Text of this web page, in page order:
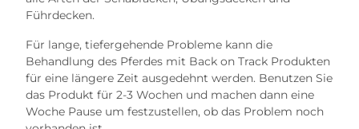
Führdecken.
Für lange, tiefergehende Probleme kann die
Behandlung des Pferdes mit Back on Track Produkten
für eine längere Zeit ausgedehnt werden. Benutzen Sie
das Produkt für 2-3 Wochen und machen dann eine
Woche Pause um festzustellen, ob das Problem noch